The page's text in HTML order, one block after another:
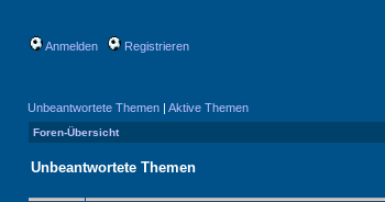
Anmelden Registrieren
Unbeantwortete Themen | Aktive Themen
Foren-Übersicht
Unbeantwortete Themen